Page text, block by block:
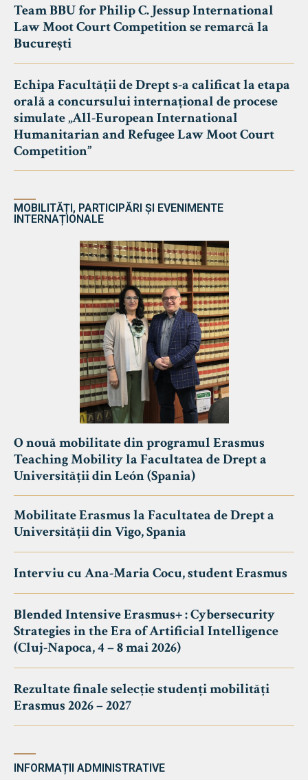
Team BBU for Philip C. Jessup International
Law Moot Court Competition se remarcă la
București
Echipa Facultății de Drept s-a calificat la etapa
orală a concursului internațional de procese
simulate „All-European International
Humanitarian and Refugee Law Moot Court
Competition”
MOBILITĂȚI, PARTICIPĂRI ȘI EVENIMENTE
INTERNAȚIONALE
O nouă mobilitate din programul Erasmus
Teaching Mobility la Facultatea de Drept a
Universității din León (Spania)
Mobilitate Erasmus la Facultatea de Drept a
Universității din Vigo, Spania
Interviu cu Ana-Maria Cocu, student Erasmus
Blended Intensive Erasmus+ : Cybersecurity
Strategies in the Era of Artificial Intelligence
(Cluj-Napoca, 4 – 8 mai 2026)
Rezultate finale selecție studenți mobilități
Erasmus 2026 – 2027
INFORMAȚII ADMINISTRATIVE